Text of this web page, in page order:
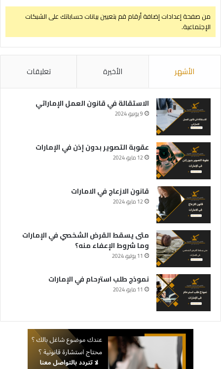
من صفحة إعدادات إضافة أرقام قم بتعيين بيانات حساباتك على الشبكات
الإجتماعية.
الأشهر الأخيرة تعليقات
الاستقالة في قانون العمل الإماراتي
9 يونيو، 2024
عقوبة التصوير بدون إذن في الإمارات
12 مايو، 2024
قانون الازعاج في الامارات
12 مايو، 2024
متى يسقط القرض الشخصي في الإمارات
وما شروط الإعفاء منه؟
11 يوليو، 2024
نموذج طلب استرحام في الإمارات
11 مايو، 2024